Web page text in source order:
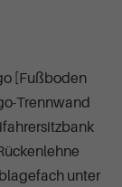
[Fußboden
Trennwand
unter